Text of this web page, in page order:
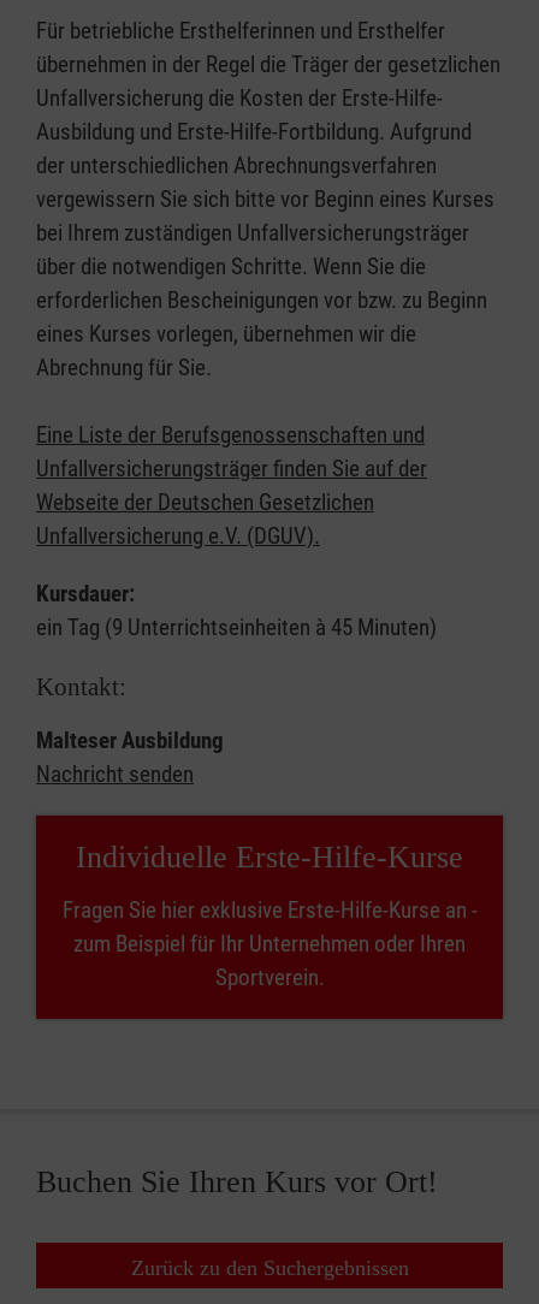
Für betriebliche Ersthelferinnen und Ersthelfer
übernehmen in der Regel die Träger der gesetzlichen
Unfallversicherung die Kosten der Erste-Hilfe-
Ausbildung und Erste-Hilfe-Fortbildung. Aufgrund
der unterschiedlichen Abrechnungsverfahren
vergewissern Sie sich bitte vor Beginn eines Kurses
bei Ihrem zuständigen Unfallversicherungsträger
über die notwendigen Schritte. Wenn Sie die
erforderlichen Bescheinigungen vor bzw. zu Beginn
eines Kurses vorlegen, übernehmen wir die
Abrechnung für Sie.
Eine Liste der Berufsgenossenschaften und
Unfallversicherungsträger finden Sie auf der
Webseite der Deutschen Gesetzlichen
Unfallversicherung e.V. (DGUV).
Kursdauer:
ein Tag (9 Unterrichtseinheiten à 45 Minuten)
Kontakt:
Malteser Ausbildung
Nachricht senden
Individuelle Erste-Hilfe-Kurse
Fragen Sie hier exklusive Erste-Hilfe-Kurse an -
zum Beispiel für Ihr Unternehmen oder Ihren
Sportverein.
Buchen Sie Ihren Kurs vor Ort!
Zurück zu den Suchergebnissen